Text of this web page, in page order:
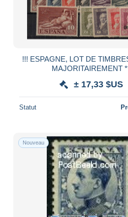
!!! ESPAGNE, LOT DE
MAJORITAIREMENT
± 17,33 $US
Statut
Nouveau